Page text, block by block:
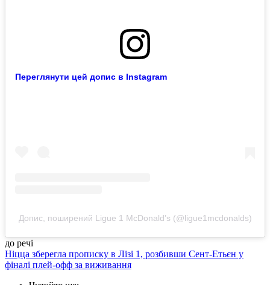
Переглянути цей допис в Instagram
Допис, поширений Ligue 1 McDonald’s (@ligue1mcdonalds)
до речі
Ніцца зберегла прописку в Лізі 1, розбивши Сент-Етьєн у
фіналі плей-офф за виживання